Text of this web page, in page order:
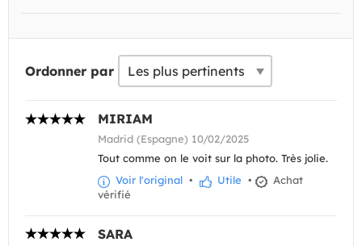
Ordonner par
MIRIAM
Madrid (Espagne) 10/02/2025
Tout comme on le voit sur la photo. Très jolie.
Voir l'original • Utile •
Achat
vérifié
SARA